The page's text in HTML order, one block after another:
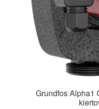
Grundfos Alpha1